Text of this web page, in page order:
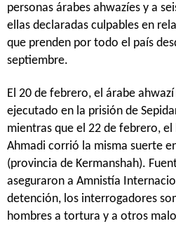
personas árabes ahwazíes y a
ellas declaradas culpables en
que prenden por todo el país
septiembre.
El 20 de febrero, el árabe
ejecutado en la prisión de
mientras que el 22 de febrero,
Ahmadi corrió la misma suerte
(provincia de Kermanshah).
aseguraron a Amnistía
detención, los interrogadores
hombres a tortura y a otros